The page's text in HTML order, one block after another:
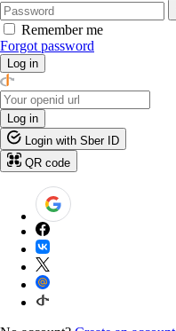
Remember me
Forgot password
Log in
Log in
Login with Sber ID
QR code